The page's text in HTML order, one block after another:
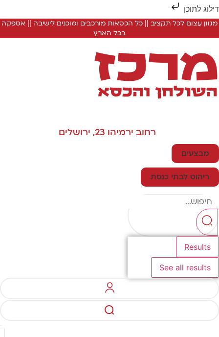
לתוכן
מגוון עצום לכל תקציב || כל הכסאות מורכבים ומוכנים לישיבה || אספקה
בכל הארץ
רחוב ירמיהו 23, ירושלים
מבצעים
ריהוט לבתי כנסת
Results
See all results